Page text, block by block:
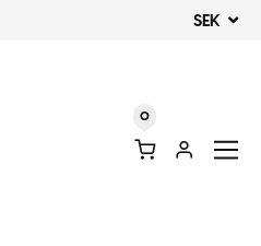
SEK
0